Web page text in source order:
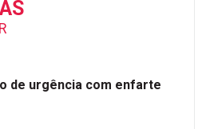
de urgência com enfarte